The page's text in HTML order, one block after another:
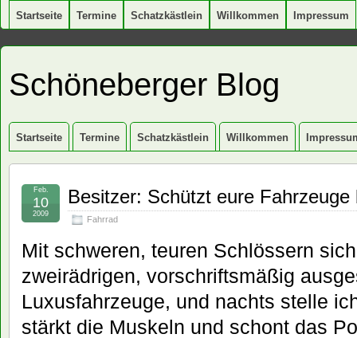
Startseite Termine Schatzkästlein Willkommen Impressum
Schöneberger Blog
Startseite Termine Schatzkästlein Willkommen
Besitzer: Schützt eure Fahrzeuge
Fahrrad
Feb.
10
2009
Mit schweren, teuren Schlössern
zweirädrigen, vorschriftsmäßig
Luxusfahrzeuge, und nachts stelle
stärkt die Muskeln und schont das